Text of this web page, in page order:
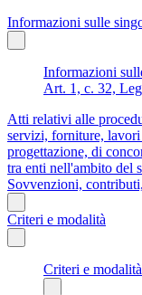
Informazioni sulle
Informazioni
Art. 1, c. 32,
Atti relativi alle
servizi, forniture,
progettazione, di
tra enti nell'ambito del
Sovvenzioni,
Criteri e modalità
Criteri e modalità